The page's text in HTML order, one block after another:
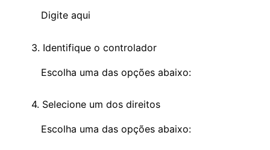
3. Identifique o controlador
4. Selecione um dos direitos